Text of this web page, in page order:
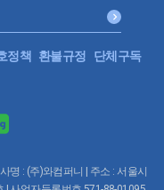
정책 환불규정
단체구독
명 : (주)와컴퍼니 | 주소 : 서울시